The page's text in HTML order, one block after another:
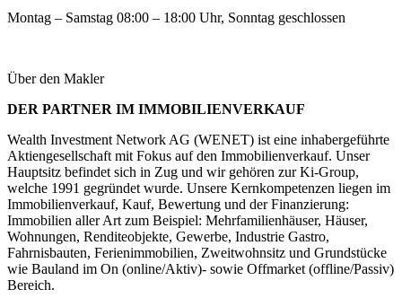
Montag – Samstag 08:00 – 18:00 Uhr, Sonntag geschlossen
Über den Makler
DER PARTNER IM IMMOBILIENVERKAUF
Wealth Investment Network AG (WENET) ist eine inhabergeführte
Aktiengesellschaft mit Fokus auf den Immobilienverkauf. Unser
Hauptsitz befindet sich in Zug und wir gehören zur Ki-Group,
welche 1991 gegründet wurde. Unsere Kernkompetenzen liegen im
Immobilienverkauf, Kauf, Bewertung und der Finanzierung:
Immobilien aller Art zum Beispiel: Mehrfamilienhäuser, Häuser,
Wohnungen, Renditeobjekte, Gewerbe, Industrie Gastro,
Fahrnisbauten, Ferienimmobilien, Zweitwohnsitz und Grundstücke
wie Bauland im On (online/Aktiv)- sowie Offmarket (offline/Passiv)
Bereich.